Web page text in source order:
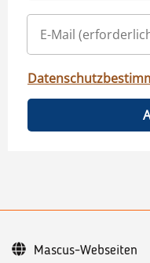
Mascus-Webseiten